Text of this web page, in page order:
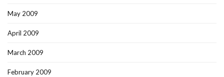
May 2009
April 2009
March 2009
February 2009